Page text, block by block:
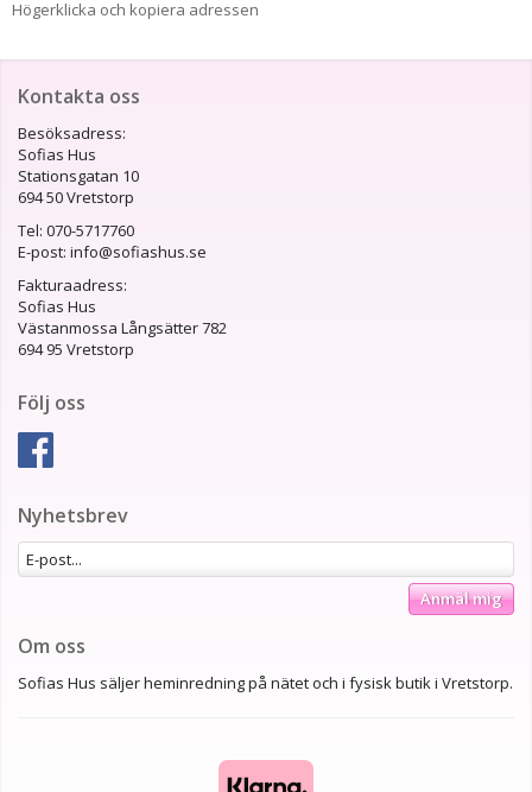
Högerklicka och kopiera adressen
Kontakta oss
Besöksadress:
Sofias Hus
Stationsgatan 10
694 50 Vretstorp
Tel: 070-5717760
E-post: info@sofiashus.se
Fakturaadress:
Sofias Hus
Västanmossa Långsätter 782
694 95 Vretstorp
Följ oss
Nyhetsbrev
Anmäl mig
Om oss
Sofias Hus säljer heminredning på nätet och i fysisk butik i Vretstorp.